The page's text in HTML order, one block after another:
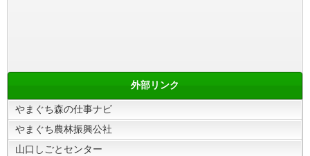
外部リンク
やまぐち森の仕事ナビ
やまぐち農林振興公社
山口しごとセンター